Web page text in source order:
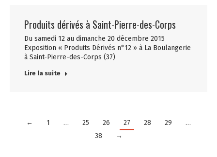
Produits dérivés à Saint-Pierre-des-Corps
Du samedi 12 au dimanche 20 décembre 2015
Exposition « Produits Dérivés n°12 » à La Boulangerie
à Saint-Pierre-des-Corps (37)
Lire la suite
← 1 … 25 26 27 28 29
…
38
→